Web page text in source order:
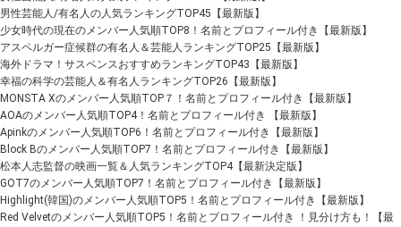
男性芸能人/有名人の人気ランキングTOP45【最新版】
少女時代の現在のメンバー人気順TOP8！名前とプロフィール付き【最新版】
アスペルガー症候群の有名人＆芸能人ランキングTOP25【最新版】
海外ドラマ！サスペンスおすすめランキングTOP43【最新版】
幸福の科学の芸能人＆有名人ランキングTOP26【最新版】
MONSTA Xのメンバー人気順TOP７！名前とプロフィール付き【最新版】
AOAのメンバー人気順TOP4！名前とプロフィール付き 【最新版】
Apinkのメンバー人気順TOP6！名前とプロフィール付き【最新版】
Block Bのメンバー人気順TOP7！名前とプロフィール付き【最新版】
松本人志監督の映画一覧＆人気ランキングTOP4【最新決定版】
GOT7のメンバー人気順TOP7！名前とプロフィール付き【最新版】
Highlight(韓国)のメンバー人気順TOP5！名前とプロフィール付き【最新版】
Red Velvetのメンバー人気順TOP5！名前とプロフィール付き ！見分け方も！【最